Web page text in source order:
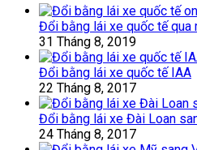
Đổi bằng lái xe quốc tế qua
31 Tháng 8, 2019
Đổi bằng lái xe quốc tế IAA
22 Tháng 8, 2017
Đổi bằng lái xe Đài Loan
24 Tháng 8, 2017